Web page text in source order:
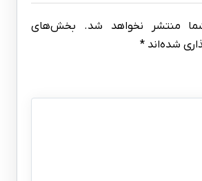
منتشر نخواهد شد.
بخش‌های
شده‌اند*